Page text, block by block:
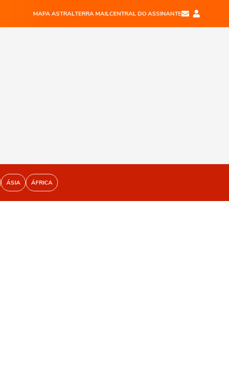
MAPA ASTRALTERRA MAILCENTRAL DO ASSINANTE
ÁSIA ÁFRICA